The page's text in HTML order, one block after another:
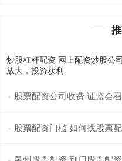
炒股杠杆配资 网上配资炒股公
放大，投资获利
· 股票配资公司收费 证监会召开外资机构座谈
· 股票配资门槛 如何找股票配